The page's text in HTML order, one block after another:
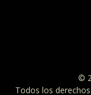
©
Todos los